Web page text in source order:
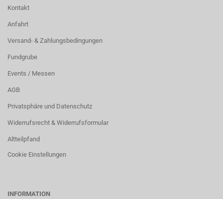
Kontakt
Anfahrt
Versand- & Zahlungsbedingungen
Fundgrube
Events / Messen
AGB
Privatsphäre und Datenschutz
Widerrufsrecht & Widerrufsformular
Altteilpfand
Cookie Einstellungen
INFORMATION